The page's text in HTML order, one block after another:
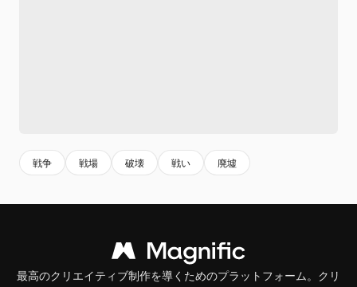
戦争 戦場 破壊 戦い 廃墟
最高のクリエイティブ制作を導くためのプラットフォーム。クリ